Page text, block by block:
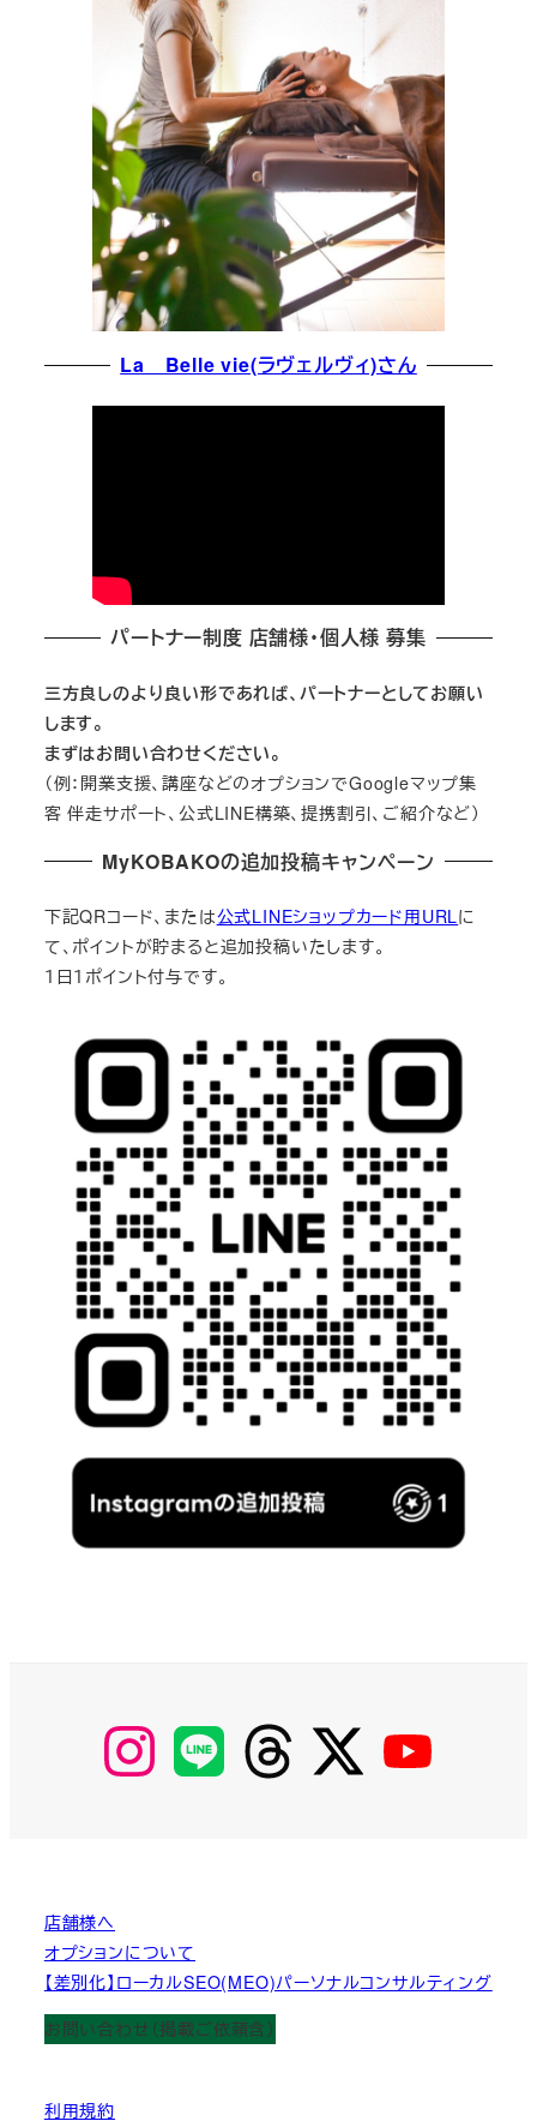
La Belle vie(ラヴェルヴィ)さん
パートナー制度 店舗様・個人様 募集
三方良しのより良い形であれば、パートナーとしてお願い
します。
まずはお問い合わせください。
（例：開業支援、講座などのオプションでGoogleマップ集
客 伴走サポート、公式LINE構築、提携割引、ご紹介など）
MyKOBAKOの追加投稿キャンペーン
下記QRコード、または公式LINEショップカード用URLに
て、ポイントが貯まると追加投稿いたします。
１日１ポイント付与です。
【Instagram】
MyKOBAKO
【LINE】 【threads】 【Twitter】
店舗様へ
オプションについて
【差別化】ローカルSEO(MEO)パーソナルコンサルティング
お問い合わせ（掲載ご依頼含）
利用規約